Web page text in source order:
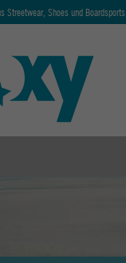
Streetwear, Shoes und Boardsports